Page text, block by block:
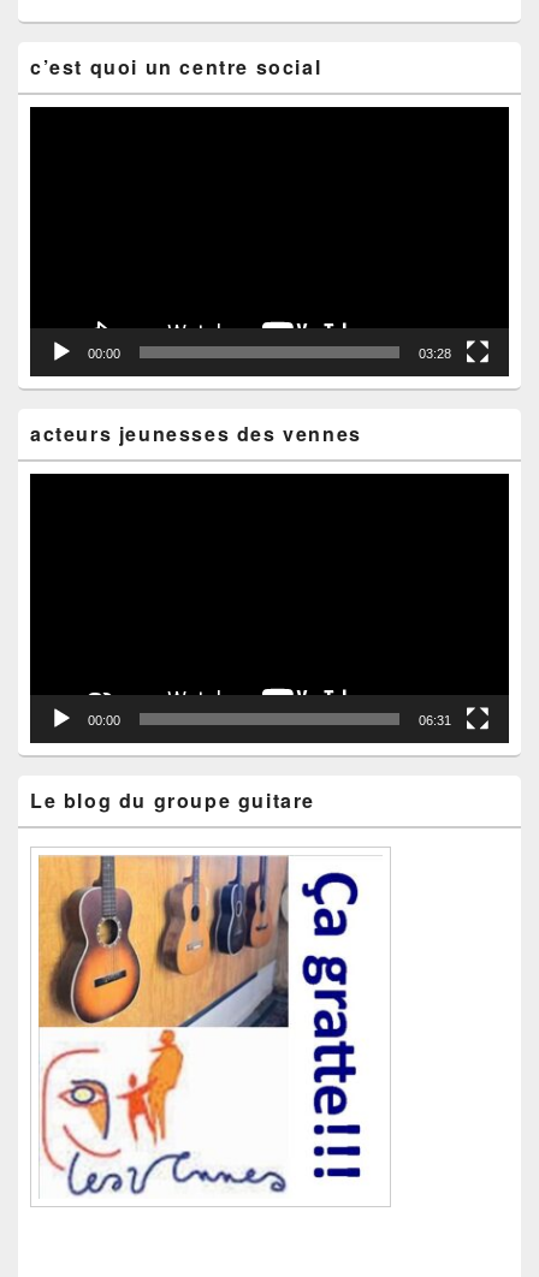
c’est quoi un centre social
00:00 03:28
acteurs jeunesses des vennes
00:00 06:31
Le blog du groupe guitare